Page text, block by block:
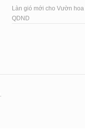
Làn gió mới cho Vườn
QDND